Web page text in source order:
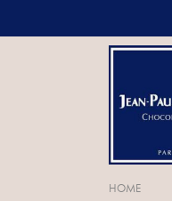
HOME